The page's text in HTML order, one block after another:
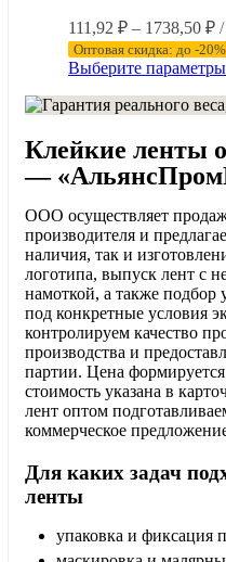
111,92 ₽ – 1738,50 ₽
Оптовая скидка: до -20%
Выберите параметры
Клейкие ленты
—
ООО осуществляет
производителя и
наличия, так и
логотипа, выпуск лент с
намоткой, а также подбор
под конкретные условия
контролируем качество
производства и
партии. Цена
стоимость указана в
лент оптом
коммерческое
Для каких задач
ленты
упаковка и фиксация